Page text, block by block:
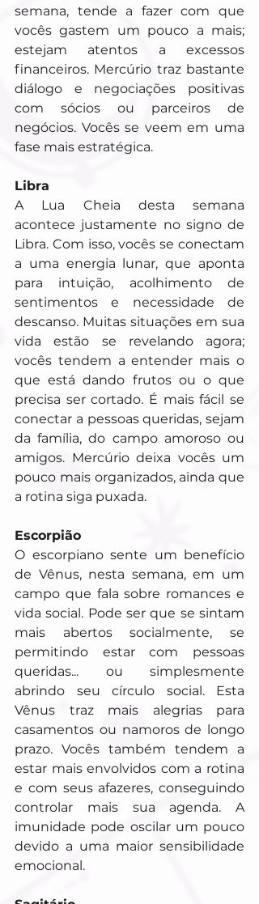
semana, tende a fazer com que
vocês gastem um pouco a mais;
estejam atentos a excessos
financeiros. Mercúrio traz bastante
diálogo e negociações positivas
com sócios ou parceiros de
negócios. Vocês se veem em uma
fase mais estratégica.
Libra
A Lua Cheia desta semana
acontece justamente no signo de
Libra. Com isso, vocês se conectam
a uma energia lunar, que aponta
para intuição, acolhimento de
sentimentos e necessidade de
descanso. Muitas situações em sua
vida estão se revelando agora;
vocês tendem a entender mais o
que está dando frutos ou o que
precisa ser cortado. É mais fácil se
conectar a pessoas queridas, sejam
da família, do campo amoroso ou
amigos. Mercúrio deixa vocês um
pouco mais organizados, ainda que
a rotina siga puxada.
Escorpião
O escorpiano sente um benefício
de Vênus, nesta semana, em um
campo que fala sobre romances e
vida social. Pode ser que se sintam
mais abertos socialmente, se
permitindo estar com pessoas
queridas... ou simplesmente
abrindo seu círculo social. Esta
Vênus traz mais alegrias para
casamentos ou namoros de longo
prazo. Vocês também tendem a
estar mais envolvidos com a rotina
e com seus afazeres, conseguindo
controlar mais sua agenda. A
imunidade pode oscilar um pouco
devido a uma maior sensibilidade
emocional.